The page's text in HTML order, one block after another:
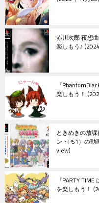
赤川次郎 夜想
楽しもう♪
『
楽しもう！
ときめきの放
ン・PS1）の動
view
『PARTY
を楽しもう！